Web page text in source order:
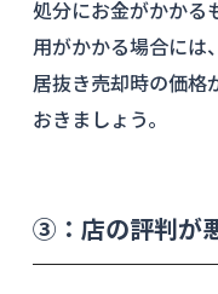
処分にお金がかかる
用がかかる場合には
居抜き売却時の価格
おきましょう。
③：店の評判が